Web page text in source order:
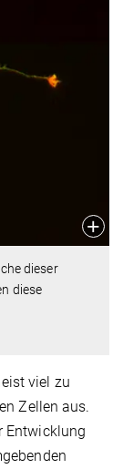
dieser
diese
viel zu
Zellen aus.
Entwicklung